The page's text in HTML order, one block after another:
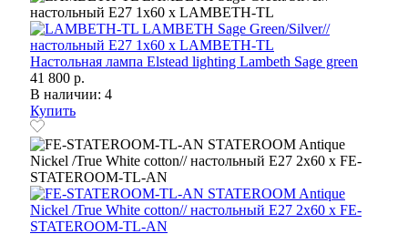
Настольная лампа Elstead lighting Lambeth Sage green
41 800 р.
В наличии: 4
Купить